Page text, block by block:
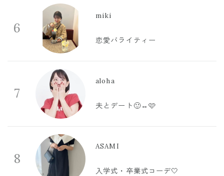
6
miki
恋愛バライティー
7
aloha
夫とデート🙂‍↔️🩷
8
ASAMI
入学式・卒業式コーデ🤍